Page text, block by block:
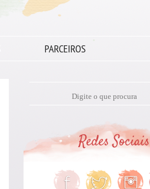
PARCEIROS
Redes Sociais